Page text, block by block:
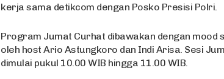
kerja sama detikcom dengan Posko Presisi Polri.
Program Jumat Curhat dibawakan dengan mood
oleh host Ario Astungkoro dan Indi Arisa. Sesi
dimulai pukul 10.00 WIB hingga 11.00 WIB.